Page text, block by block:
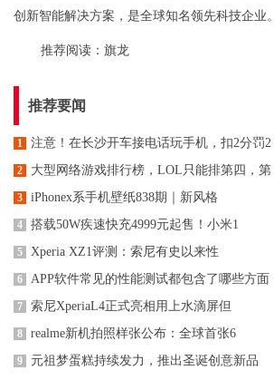
创新智能解决方案，是全球知名领先科技企业。
推荐阅读： 旗龙
推荐要闻
1 注意！在长沙开车接电话玩手机，扣2分罚2
2 大型网络游戏排行榜，LOL只能排第四，第
3 iPhonex系手机壁纸838期｜新风格
4 搭载50W疾速快充4999元起售！小米1
5 Xperia XZ1评测：索尼有史以来性
6 APP软件常见的性能测试都包含了哪些方面
7 索尼XperiaL4正式亮相用上水滴屏但
8 realme新机拍照样张公布：全球首张6
9 元祖梦蛋糕持续发力，推出圣诞创意新品